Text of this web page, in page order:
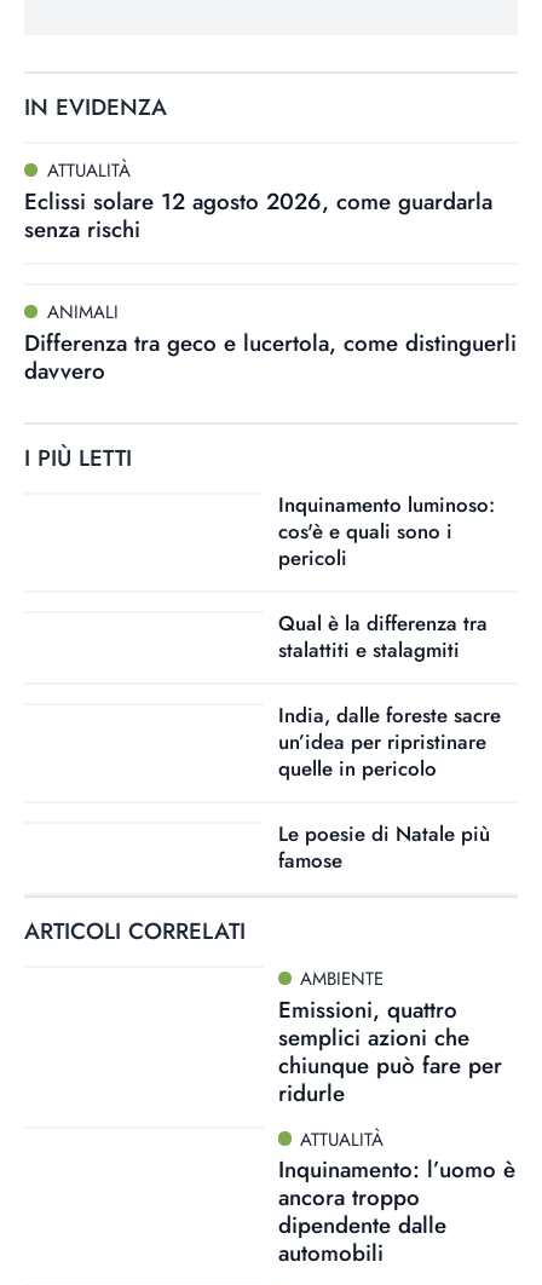
IN EVIDENZA
ATTUALITÀ
Eclissi solare 12 agosto 2026, come guardarla
senza rischi
ANIMALI
Differenza tra geco e lucertola, come distinguerli
davvero
I PIÙ LETTI
Inquinamento luminoso:
cos'è e quali sono i
pericoli
Qual è la differenza tra
stalattiti e stalagmiti
India, dalle foreste sacre
un’idea per ripristinare
quelle in pericolo
Le poesie di Natale più
famose
ARTICOLI CORRELATI
AMBIENTE
Emissioni, quattro
semplici azioni che
chiunque può fare per
ridurle
ATTUALITÀ
Inquinamento: l’uomo è
ancora troppo
dipendente dalle
automobili